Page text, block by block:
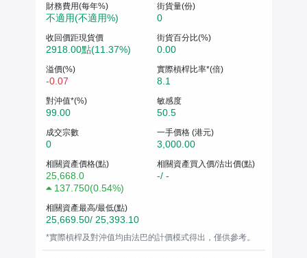
財務費用(每年%)
不適用(不適用%)
街貨量(份)
0
收回價距現貨價
2918.00點(11.37%)
街貨百分比(%)
0.00
溢價(%)
-0.07
實際槓桿比率*(倍)
8.1
對沖值*(%)
99.00
敏感度
50.5
成交宗數
0
一手價格 (港元)
3,000.00
相關資產價格(點)
25,668.0
137.750(0.54%)
相關資產買入價/沽出價(點)
-/ -
相關資產最高/最低(點)
25,669.50/ 25,393.10
*實際槓桿及對沖值均由法巴的計價模式得出，僅供參考。